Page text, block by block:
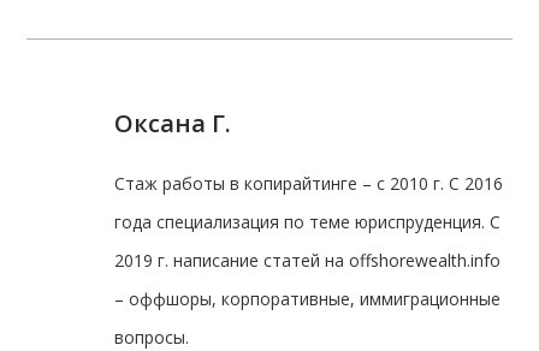
Оксана Г.
Стаж работы в копирайтинге – с 2010 г. С 2016
года специализация по теме юриспруденция. С
2019 г. написание статей на offshorewealth.info
– оффшоры, корпоративные, иммиграционные
вопросы.